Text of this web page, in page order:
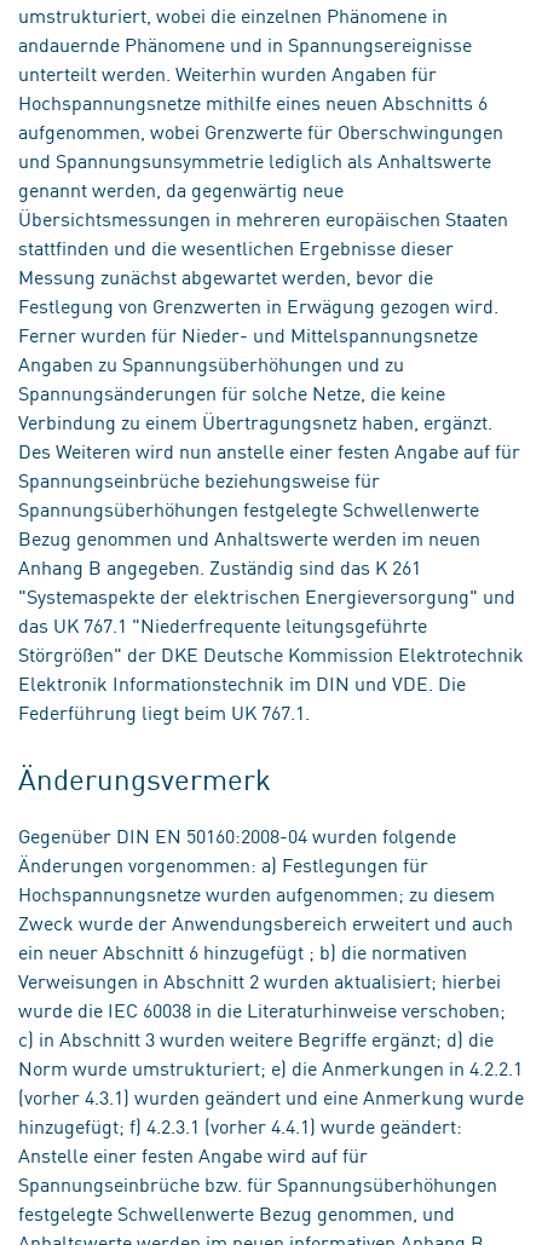
umstrukturiert, wobei die einzelnen Phänomene in
andauernde Phänomene und in Spannungsereignisse
unterteilt werden. Weiterhin wurden Angaben für
Hochspannungsnetze mithilfe eines neuen Abschnitts 6
aufgenommen, wobei Grenzwerte für Oberschwingungen
und Spannungsunsymmetrie lediglich als Anhaltswerte
genannt werden, da gegenwärtig neue
Übersichtsmessungen in mehreren europäischen Staaten
stattfinden und die wesentlichen Ergebnisse dieser
Messung zunächst abgewartet werden, bevor die
Festlegung von Grenzwerten in Erwägung gezogen wird.
Ferner wurden für Nieder- und Mittelspannungsnetze
Angaben zu Spannungsüberhöhungen und zu
Spannungsänderungen für solche Netze, die keine
Verbindung zu einem Übertragungsnetz haben, ergänzt.
Des Weiteren wird nun anstelle einer festen Angabe auf für
Spannungseinbrüche beziehungsweise für
Spannungsüberhöhungen festgelegte Schwellenwerte
Bezug genommen und Anhaltswerte werden im neuen
Anhang B angegeben. Zuständig sind das K 261
"Systemaspekte der elektrischen Energieversorgung" und
das UK 767.1 "Niederfrequente leitungsgeführte
Störgrößen" der DKE Deutsche Kommission Elektrotechnik
Elektronik Informationstechnik im DIN und VDE. Die
Federführung liegt beim UK 767.1.
Änderungsvermerk
Gegenüber DIN EN 50160:2008-04 wurden folgende
Änderungen vorgenommen: a) Festlegungen für
Hochspannungsnetze wurden aufgenommen; zu diesem
Zweck wurde der Anwendungsbereich erweitert und auch
ein neuer Abschnitt 6 hinzugefügt ; b) die normativen
Verweisungen in Abschnitt 2 wurden aktualisiert; hierbei
wurde die IEC 60038 in die Literaturhinweise verschoben;
c) in Abschnitt 3 wurden weitere Begriffe ergänzt; d) die
Norm wurde umstrukturiert; e) die Anmerkungen in 4.2.2.1
(vorher 4.3.1) wurden geändert und eine Anmerkung wurde
hinzugefügt; f) 4.2.3.1 (vorher 4.4.1) wurde geändert:
Anstelle einer festen Angabe wird auf für
Spannungseinbrüche bzw. für Spannungsüberhöhungen
festgelegte Schwellenwerte Bezug genommen, und